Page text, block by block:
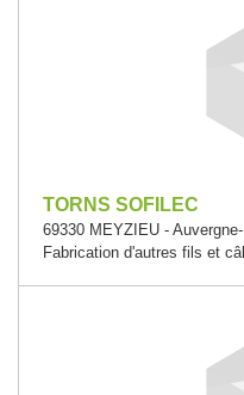
TORNS SOFILEC
69330 MEYZIEU -
Fabrication d'autres fils et